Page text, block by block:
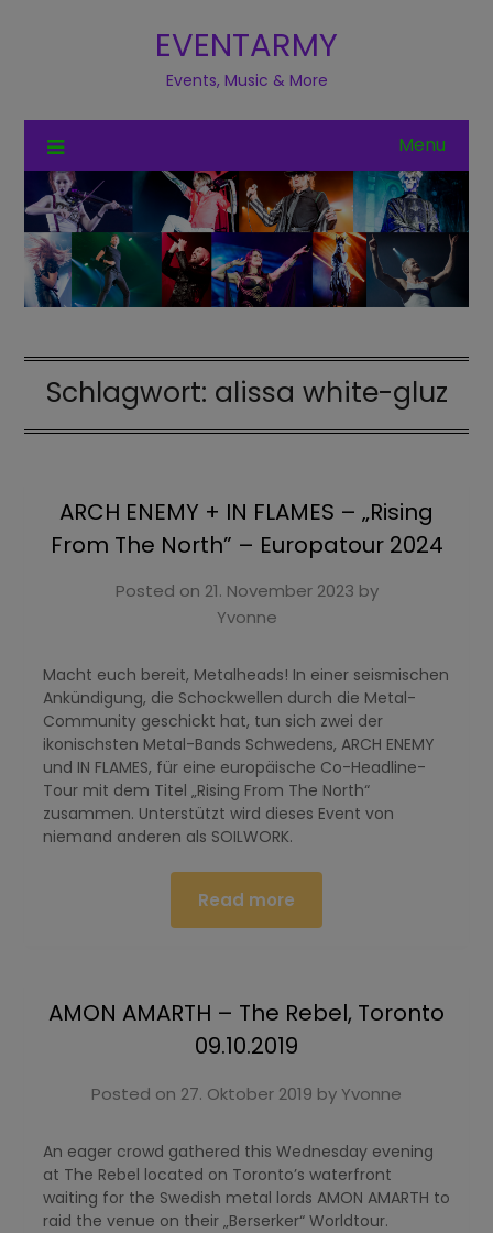
EVENTARMY
Events, Music & More
Menu
Schlagwort: alissa white-gluz
ARCH ENEMY + IN FLAMES – „Rising
From The North” – Europatour 2024
Posted on 21. November 2023 by
Yvonne
Macht euch bereit, Metalheads! In einer seismischen
Ankündigung, die Schockwellen durch die Metal-
Community geschickt hat, tun sich zwei der
ikonischsten Metal-Bands Schwedens, ARCH ENEMY
und IN FLAMES, für eine europäische Co-Headline-
Tour mit dem Titel „Rising From The North“
zusammen. Unterstützt wird dieses Event von
niemand anderen als SOILWORK.
Read more
AMON AMARTH – The Rebel, Toronto
09.10.2019
Posted on 27. Oktober 2019 byYvonne
An eager crowd gathered this Wednesday evening
at The Rebel located on Toronto’s waterfront
waiting for the Swedish metal lords AMON AMARTH to
raid the venue on their „Berserker“ Worldtour.